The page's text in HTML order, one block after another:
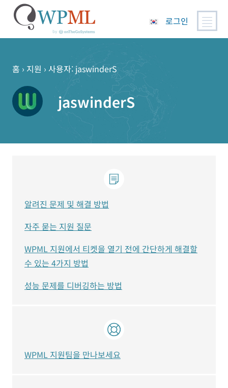
로그인
홈 › 지원 › 사용자: jaswinderS
jaswinderS
알려진 문제 및 해결 방법
자주 묻는 지원 질문
WPML 지원에서 티켓을 열기 전에 간단하게 해결할
수 있는 4가지 방법
성능 문제를 디버깅하는 방법
WPML 지원팀을 만나보세요